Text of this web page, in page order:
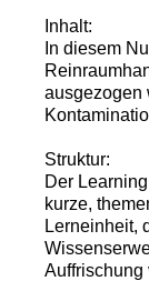
Inhalt:
In diesem
ausgezogen
Struktur:
Der
kurze,
Lerneinheit,
Auffrischung